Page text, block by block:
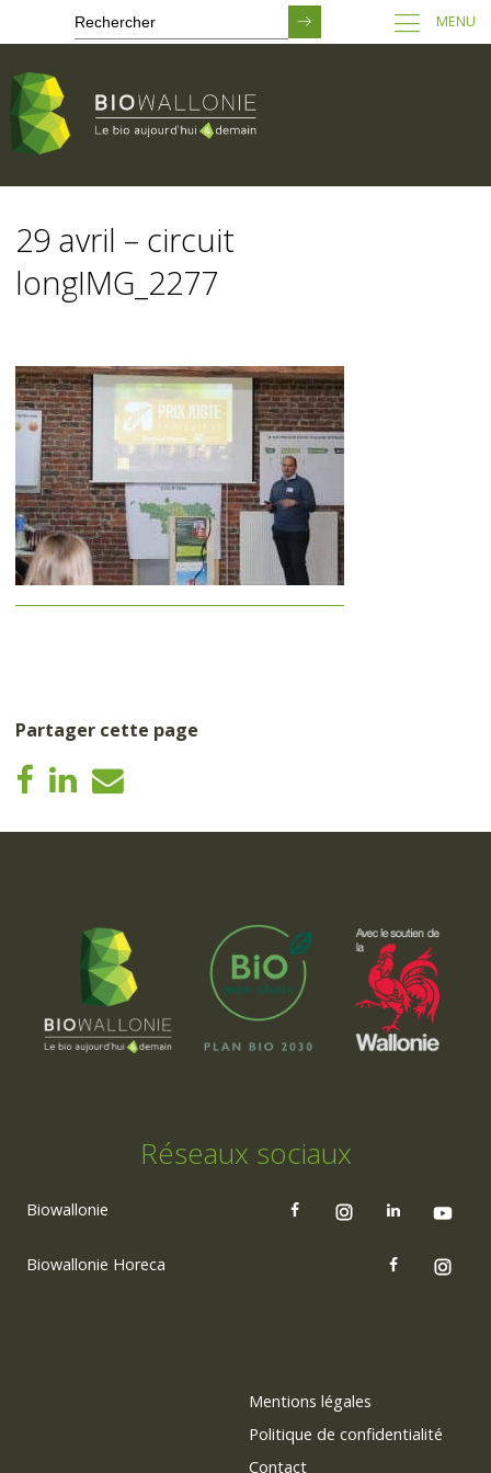
contenu
principal
MENU
29 avril – circuit
longIMG_2277
Partager cette page
Réseaux sociaux
Biowallonie
Biowallonie Horeca
Mentions légales
Politique de confidentialité
Contact